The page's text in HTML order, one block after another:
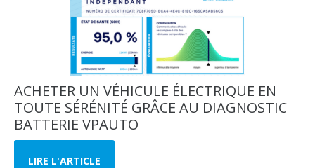
ACHETER UN VÉHICULE ÉLECTRIQUE EN
TOUTE SÉRÉNITÉ GRÂCE AU DIAGNOSTIC
BATTERIE VPAUTO
LIRE L'ARTICLE